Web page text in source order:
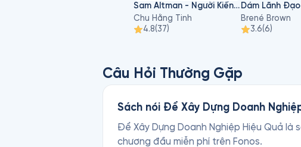
Sam Altman - Người Kiến Tạo Cuộc Chơi AI Toàn Cầu
Chu Hằng Tinh
4.8(37)
Brené Brown
3.6(6)
Câu Hỏi Thường Gặp
Sách nói Để Xây Dựng Doanh
Để Xây Dựng Doanh Nghiệp Hiệu Quả là
chương đầu miễn phí trên Fonos.